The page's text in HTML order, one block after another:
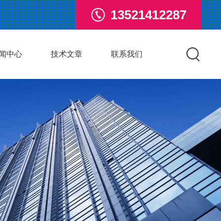
13521412287
中心 技术文章 联系我们